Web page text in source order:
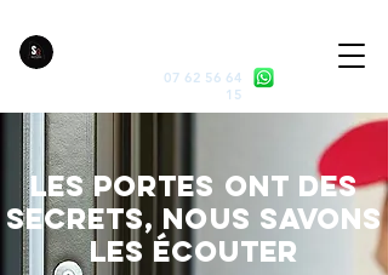
07 62 56 64
15
Les portes ont des
secrets, Nous savons
les écouter